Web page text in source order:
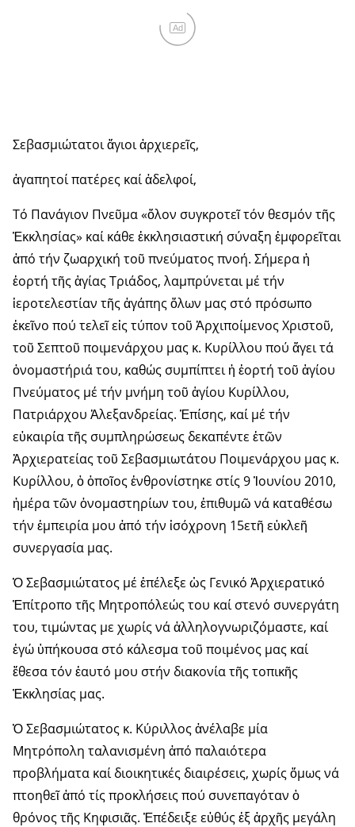
Ad
Σεβασμιώτατοι ἅγιοι ἀρχιερεῖς,
ἀγαπητοί πατέρες καί ἀδελφοί,
Τό Πανάγιον Πνεῦμα «ὅλον συγκροτεῖ τόν θεσμόν τῆς
Ἐκκλησίας» καί κάθε ἐκκλησιαστική σύναξη ἐμφορεῖται
ἀπό τήν ζωαρχική τοῦ πνεύματος πνοή. Σήμερα ἡ
ἑορτή τῆς ἁγίας Τριάδος, λαμπρύνεται μέ τήν
ἱεροτελεστίαν τῆς ἀγάπης ὅλων μας στό πρόσωπο
ἐκεῖνο πού τελεῖ εἰς τύπον τοῦ Ἀρχιποίμενος Χριστοῦ,
τοῦ Σεπτοῦ ποιμενάρχου μας κ. Κυρίλλου πού ἄγει τά
ὀνομαστήριά του, καθώς συμπίπτει ἡ ἑορτή τοῦ ἁγίου
Πνεύματος μέ τήν μνήμη τοῦ ἁγίου Κυρίλλου,
Πατριάρχου Ἀλεξανδρείας. Ἑπίσης, καί μέ τήν
εὐκαιρία τῆς συμπληρώσεως δεκαπέντε ἐτῶν
Ἀρχιερατείας τοῦ Σεβασμιωτάτου Ποιμενάρχου μας κ.
Κυρίλλου, ὁ ὁποῖος ἐνθρονίστηκε στίς 9 Ἰουνίου 2010,
ἡμέρα τῶν ὀνομαστηρίων του, ἐπιθυμῶ νά καταθέσω
τήν ἐμπειρία μου ἀπό τήν ἰσόχρονη 15ετῆ εὐκλεῆ
συνεργασία μας.
Ὁ Σεβασμιώτατος μέ ἐπέλεξε ὡς Γενικό Ἀρχιερατικό
Ἐπίτροπο τῆς Μητροπόλεώς του καί στενό συνεργάτη
του, τιμώντας με χωρίς νά ἀλληλογνωριζόμαστε, καί
ἐγώ ὑπήκουσα στό κάλεσμα τοῦ ποιμένος μας καί
ἔθεσα τόν ἑαυτό μου στήν διακονία τῆς τοπικῆς
Ἐκκλησίας μας.
Ὁ Σεβασμιώτατος κ. Κύριλλος ἀνέλαβε μία
Μητρόπολη ταλανισμένη ἀπό παλαιότερα
προβλήματα καί διοικητικές διαιρέσεις, χωρίς ὅμως νά
πτοηθεῖ ἀπό τίς προκλήσεις πού συνεπαγόταν ὁ
θρόνος τῆς Κηφισιᾶς. Ἐπέδειξε εὐθύς ἐξ ἀρχῆς μεγάλη